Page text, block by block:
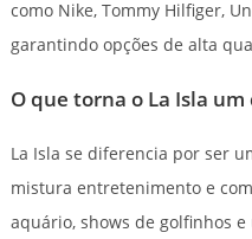
como Nike, Tommy Hilfiger,
garantindo opções de alta
O que torna o La Isla
La Isla se diferencia por ser
mistura entretenimento e
aquário, shows de golfinhos